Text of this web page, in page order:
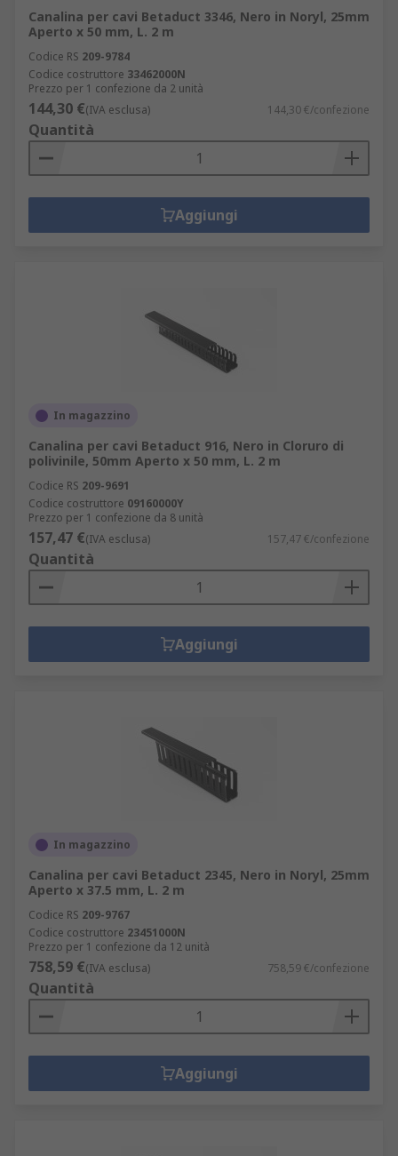
Canalina per cavi Betaduct 3346, Nero in Noryl, 25mm
Aperto x 50 mm, L. 2 m
Codice RS 209-9784
Codice costruttore 33462000N
Prezzo per 1 confezione da 2 unità
144,30 €(IVA esclusa) 144,30 €/confezione
Quantità
Aggiungi
In magazzino
Canalina per cavi Betaduct 916, Nero in Cloruro di
polivinile, 50mm Aperto x 50 mm, L. 2 m
Codice RS 209-9691
Codice costruttore 09160000Y
Prezzo per 1 confezione da 8 unità
157,47 €(IVA esclusa) 157,47 €/confezione
Quantità
Aggiungi
In magazzino
Canalina per cavi Betaduct 2345, Nero in Noryl, 25mm
Aperto x 37.5 mm, L. 2 m
Codice RS 209-9767
Codice costruttore 23451000N
Prezzo per 1 confezione da 12 unità
758,59 €(IVA esclusa) 758,59 €/confezione
Quantità
Aggiungi